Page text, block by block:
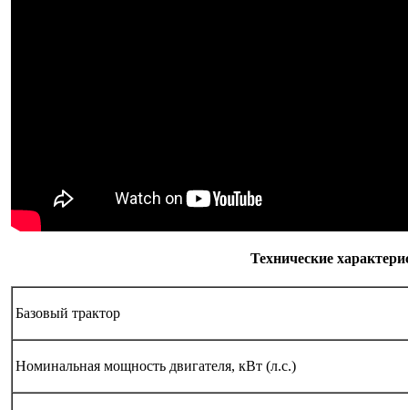
Технические
Базовый трактор
Номинальная мощность двигателя, кВт (л.с.)